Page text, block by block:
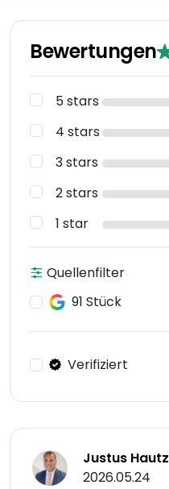
Bewertungen
5 stars
4 stars
3 stars
2 stars
1 star
Quellenfilter
91 Stück
Verifiziert
Justus Hautz
2026.05.24